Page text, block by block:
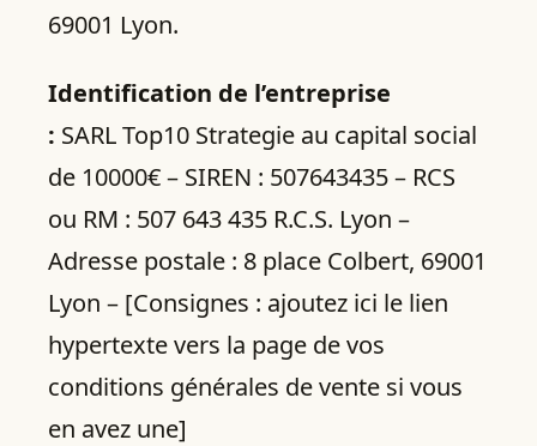
69001 Lyon.
Identification de l’entreprise
: SARL Top10 Strategie au capital social
de 10000€ – SIREN : 507643435 – RCS
ou RM : 507 643 435 R.C.S. Lyon –
Adresse postale : 8 place Colbert, 69001
Lyon – [Consignes : ajoutez ici le lien
hypertexte vers la page de vos
conditions générales de vente si vous
en avez une]